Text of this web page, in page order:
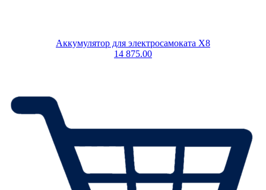
Аккумулятор для электросамоката X8
14 875.00